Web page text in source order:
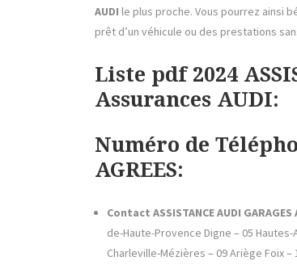
AUDI le plus proche. Vous pourrez ainsi
prêt d’un véhicule ou des prestations
Liste pdf 2024
Assurances AUDI:
Numéro de
AGREES:
Contact ASSISTANCE AUDI GARAGES
de-Haute-Provence Digne – 05
Charleville-Mézières – 09 Ariège Foix